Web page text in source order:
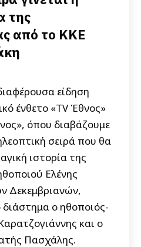
της
από το ΚΚΕ
είδηση
ένθετο «TV Έθνος»
όπου διαβάζουμε
σειρά που θα
ιστορία της
Ελένης
Δεκεμβριανών,
ο ηθοποιός-
και ο
Πασχάλης.